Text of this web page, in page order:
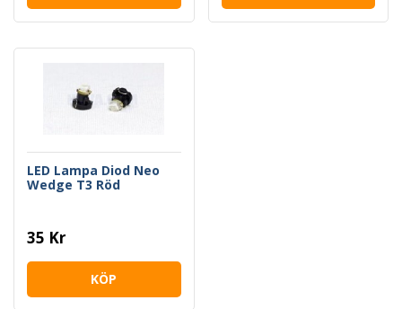
LED Lampa Diod Neo
Wedge T3 Röd
35 Kr
KÖP